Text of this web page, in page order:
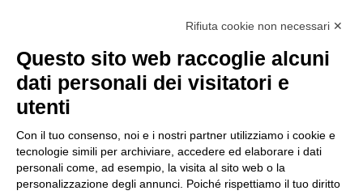
Amministrazione Trasparente
Privacy Policy
Dichiarazione di accessibilitàObiettivi di accessibilità
Seguici su:
Indirizzo:Via Gaetano Donizetti 30, Collegno
Centralino:0114053925 Email: toic8cg002@istruzione.it
Posta elettronica certificata (PEC):toic8cg002@pec.istruzione.it
Rifiuta cookie non necessari ✕
Questo sito web raccoglie alcuni
dati personali dei visitatori e
utenti
Con il tuo consenso, noi e i nostri partner utilizziamo i cookie e
tecnologie simili per archiviare, accedere ed elaborare i dati
personali come, ad esempio, la visita al sito web o la
personalizzazione degli annunci. Poiché rispettiamo il tuo diritto